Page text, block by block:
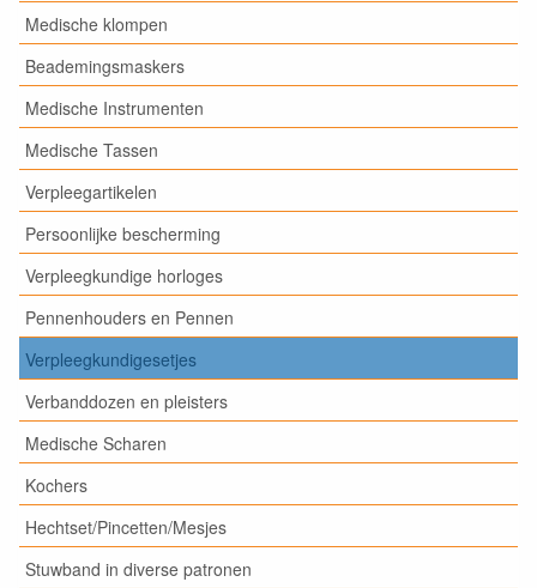
Medische klompen
Beademingsmaskers
Medische Instrumenten
Medische Tassen
Verpleegartikelen
Persoonlijke bescherming
Verpleegkundige horloges
Pennenhouders en Pennen
Verpleegkundigesetjes
Verbanddozen en pleisters
Medische Scharen
Kochers
Hechtset/Pincetten/Mesjes
Stuwband in diverse patronen